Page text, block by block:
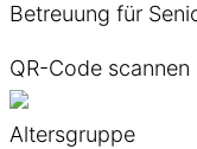
Betreuung für
QR-Code scannen
Altersgruppe